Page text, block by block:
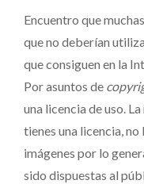
Encuentro que
que no deberían
que consiguen en la
Por asuntos de
una licencia de uso.
tienes una licencia, no
imágenes por lo
sido dispuestas al